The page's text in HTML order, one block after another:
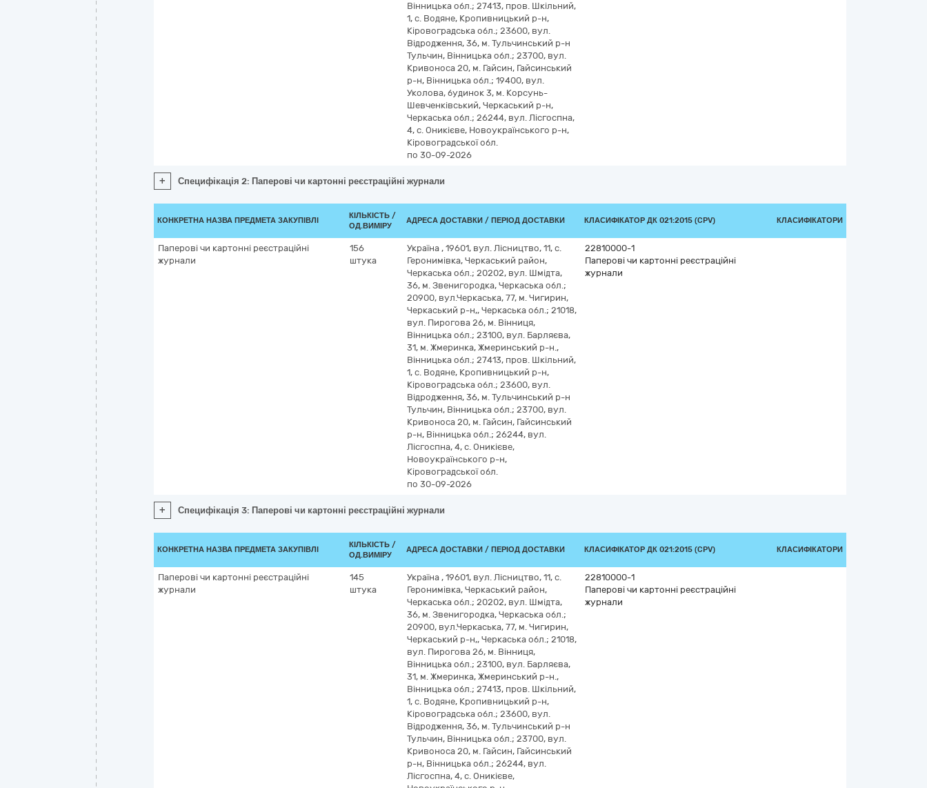
Вінницька обл.; 27413, пров. Шкільний,
1, с. Водяне, Кропивницький р-н,
Кіровоградська обл.; 23600, вул.
Відродження, 36, м. Тульчинський р-н
Тульчин, Вінницька обл.; 23700, вул.
Кривоноса 20, м. Гайсин, Гайсинський
р-н, Вінницька обл.; 19400, вул.
Уколова, будинок 3, м. Корсунь-
Шевченківський, Черкаський р-н,
Черкаська обл.; 26244, вул. Лісгоспна,
4, с. Оникієве, Новоукраїнського р-н,
Кіровоградської обл.
по 30-09-2026
+ Специфікація 2: Паперові чи картонні реєстраційні журнали
КОНКРЕТНА НАЗВА ПРЕДМЕТА ЗАКУПІВЛІ
КІЛЬКІСТЬ /
ОД.ВИМІРУ
АДРЕСА ДОСТАВКИ / ПЕРІОД ДОСТАВКИ КЛАСИФІКАТОР ДК 021:2015 (CPV) КЛАСИФІКАТОРИ
Паперові чи картонні реєстраційні
журнали
156
штука
Україна , 19601, вул. Лісництво, 11, с.
Геронимівка, Черкаський район,
Черкаська обл.; 20202, вул. Шмідта,
36, м. Звенигородка, Черкаська обл.;
20900, вул.Черкаська, 77, м. Чигирин,
Черкаський р-н,, Черкаська обл.; 21018,
вул. Пирогова 26, м. Вінниця,
Вінницька обл.; 23100, вул. Барляєва,
31, м. Жмеринка, Жмеринський р-н.,
Вінницька обл.; 27413, пров. Шкільний,
1, с. Водяне, Кропивницький р-н,
Кіровоградська обл.; 23600, вул.
Відродження, 36, м. Тульчинський р-н
Тульчин, Вінницька обл.; 23700, вул.
Кривоноса 20, м. Гайсин, Гайсинський
р-н, Вінницька обл.; 26244, вул.
Лісгоспна, 4, с. Оникієве,
Новоукраїнського р-н,
Кіровоградської обл.
по 30-09-2026
22810000-1
Паперові чи картонні реєстраційні
журнали
+ Специфікація 3: Паперові чи картонні реєстраційні журнали
КОНКРЕТНА НАЗВА ПРЕДМЕТА ЗАКУПІВЛІ
КІЛЬКІСТЬ /
ОД.ВИМІРУ
АДРЕСА ДОСТАВКИ / ПЕРІОД ДОСТАВКИ КЛАСИФІКАТОР ДК 021:2015 (CPV) КЛАСИФІКАТОРИ
Паперові чи картонні реєстраційні
журнали
145
штука
Україна , 19601, вул. Лісництво, 11, с.
Геронимівка, Черкаський район,
Черкаська обл.; 20202, вул. Шмідта,
36, м. Звенигородка, Черкаська обл.;
20900, вул.Черкаська, 77, м. Чигирин,
Черкаський р-н,, Черкаська обл.; 21018,
вул. Пирогова 26, м. Вінниця,
Вінницька обл.; 23100, вул. Барляєва,
31, м. Жмеринка, Жмеринський р-н.,
Вінницька обл.; 27413, пров. Шкільний,
1, с. Водяне, Кропивницький р-н,
Кіровоградська обл.; 23600, вул.
Відродження, 36, м. Тульчинський р-н
Тульчин, Вінницька обл.; 23700, вул.
Кривоноса 20, м. Гайсин, Гайсинський
р-н, Вінницька обл.; 26244, вул.
Лісгоспна, 4, с. Оникієве,
22810000-1
Паперові чи картонні реєстраційні
журнали